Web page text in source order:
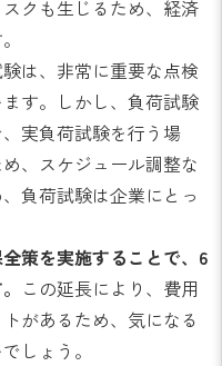
クも生じるため、経済
は、非常に重要な点検
す。しかし、負荷試験
実負荷試験を行う場
、スケジュール調整な
負荷試験は企業にとっ
策を実施することで、6
この延長により、費用
があるため、気になる
しょう。